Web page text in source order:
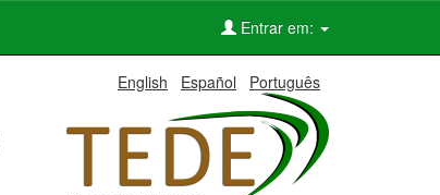
Entrar em:
English Español Português